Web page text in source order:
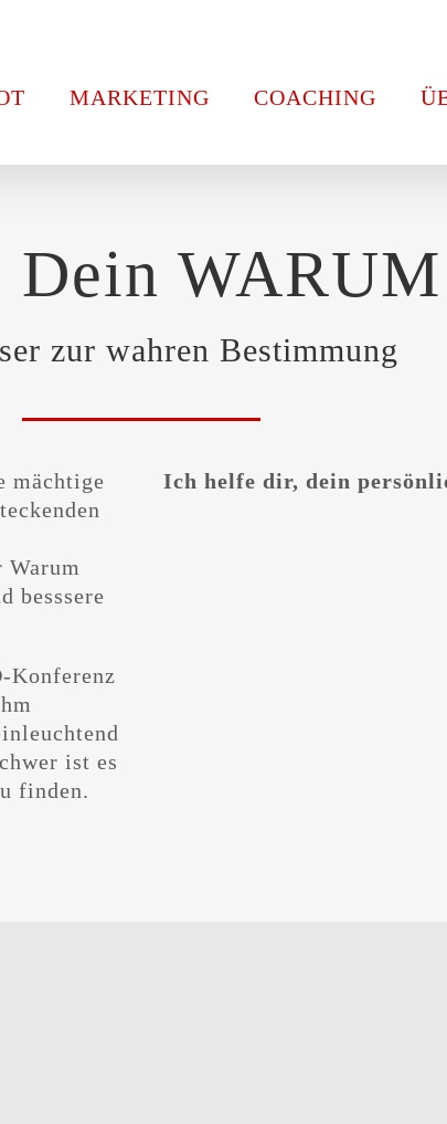
MARKETING COACHING
Dein WARUM
zur wahren Bestimmung
mächtige
besssere
Konferenz
ist es
finden.
Ich helfe dir, dein